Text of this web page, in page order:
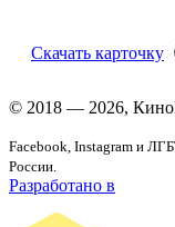
Скачать карточку
© 2018 — 2026,
Facebook, Instagram и
России.
Разработано в